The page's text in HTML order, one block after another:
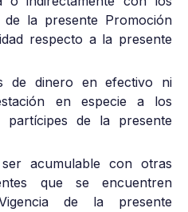
de la presente Promoción
respecto a la presente
de dinero en efectivo ni
en especie a los
partícipes de la presente
acumulable con otras
que se encuentren
de la presente